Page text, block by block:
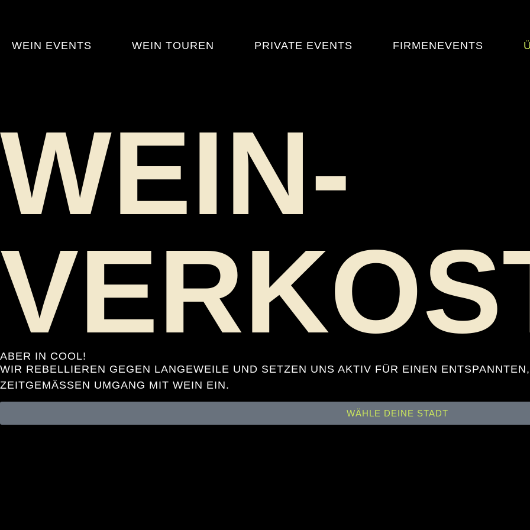
WEIN EVENTS WEIN TOUREN PRIVATE EVENTS FIRMENEVENTS
WEIN­
ABER IN COOL!
WIR REBELLIEREN GEGEN LANGEWEILE UND SETZEN UNS AKTIV FÜR EINEN ENTSPANNTEN,
ZEITGEMÄSSEN UMGANG MIT WEIN EIN.
WÄHLE DEINE STADT